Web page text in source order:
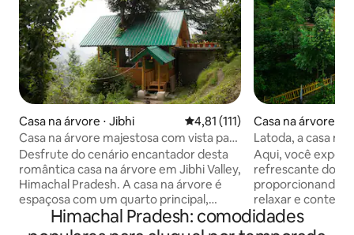
Casa na árvore ⋅ Jibhi 4,81 de uma avaliação média
4,81 (111)
Casa na árvore majestosa com vista para
o vale, Jibhi
Desfrute do cenário encantador desta
romântica casa na árvore em Jibhi Valley,
Himachal Pradesh. A casa na árvore é
espaçosa com um quarto principal,
varanda, banheiro e sótão no andar de
cima. Ao ar livre, você terá um belo
Casa na árvore ⋅
Latoda, a casa na
de campo na
Aqui, você
refrescante do ar
proporcionando
relaxar e contemplar.
charme de
nossa
Himachal Pradesh: comodidades